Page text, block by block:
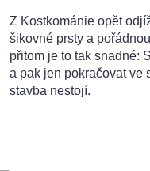
Z Kostkománie opět
šikovné prsty a
přitom je to tak snadné:
a pak jen pokračovat ve
stavba nestojí.